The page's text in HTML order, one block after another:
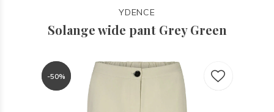
YDENCE
Solange wide pant Grey Green
-50%
-50%